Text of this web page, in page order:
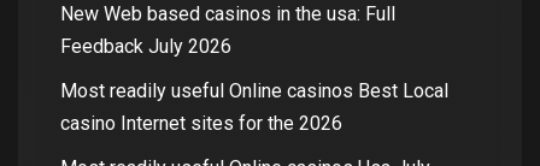
New Web based casinos in the usa: Full
Feedback July 2026
Most readily useful Online casinos Best Local
casino Internet sites for the 2026